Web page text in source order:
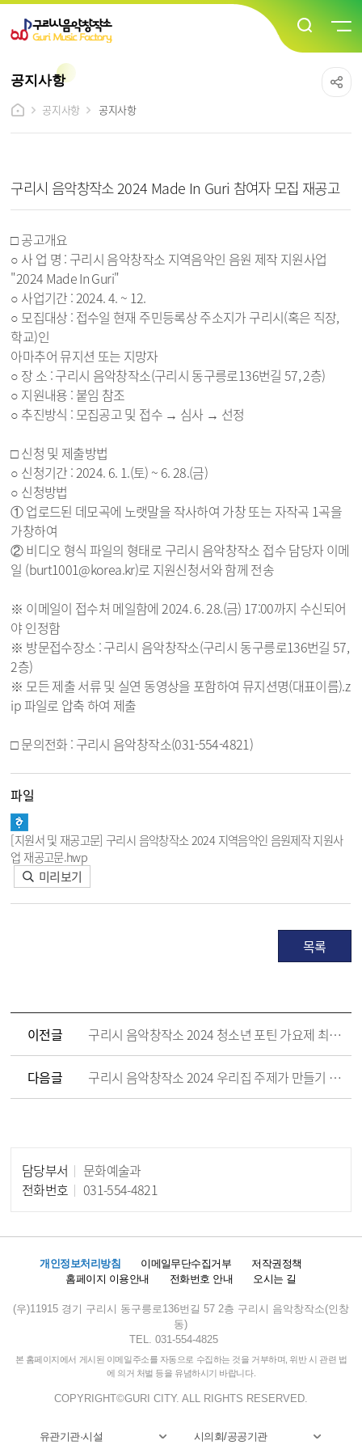
공지사항
공지사항
공지사항
구리시 음악창작소 2024 Made In Guri 참여자 모집 재공고
□ 공고개요
○ 사 업 명 : 구리시 음악창작소 지역음악인 음원 제작 지원사업
"2024 Made In Guri"
○ 사업기간 : 2024. 4. ~ 12.
○ 모집대상 : 접수일 현재 주민등록상 주소지가 구리시(혹은 직장,
학교)인
아마추어 뮤지션 또는 지망자
○ 장 소 : 구리시 음악창작소(구리시 동구릉로136번길 57, 2층)
○ 지원내용 : 붙임 참조
○ 추진방식 : 모집공고 및 접수 → 심사 → 선정
□ 신청 및 제출방법
○ 신청기간 : 2024. 6. 1.(토) ~ 6. 28.(금)
○ 신청방법
① 업로드된 데모곡에 노랫말을 작사하여 가창 또는 자작곡 1곡을
가창하여
② 비디오 형식 파일의 형태로 구리시 음악창작소 접수 담당자 이메
일 (burt1001@korea.kr)로 지원신청서와 함께 전송
※ 이메일이 접수처 메일함에 2024. 6. 28.(금) 17:00까지 수신되어
야 인정함
※ 방문접수장소 : 구리시 음악창작소(구리시 동구릉로136번길 57,
2층)
※ 모든 제출 서류 및 실연 동영상을 포함하여 뮤지션명(대표이름).z
ip 파일로 압축 하여 제출
□ 문의전화 : 구리시 음악창작소(031-554-4821)
파일
[지원서 및 재공고문] 구리시 음악창작소 2024 지역음악인 음원제작 지원사
업 재공고문.hwp
미리보기
목록
이전글 구리시 음악창작소 2024 청소년 포틴 가요제 최종 선정자 공고
다음글 구리시 음악창작소 2024 우리집 주제가 만들기 모집 재공고
담당부서
문화예술과
전화번호
031-554-4821
개인정보처리방침 이메일무단수집거부
저작권정책
홈페이지 이용안내
전화번호 안내 오시는 길
(우)11915 경기 구리시 동구릉로136번길 57 2층 구리시 음악창작소(인창
동)
TEL. 031-554-4825
본 홈페이지에서 게시된 이메일주소를 자동으로 수집하는 것을 거부하며, 위반 시 관련 법
에 의거 처벌 등을 유념하시기 바랍니다.
COPYRIGHT©GURI CITY. ALL RIGHTS RESERVED.
유관기관·시설 시의회/공공기관